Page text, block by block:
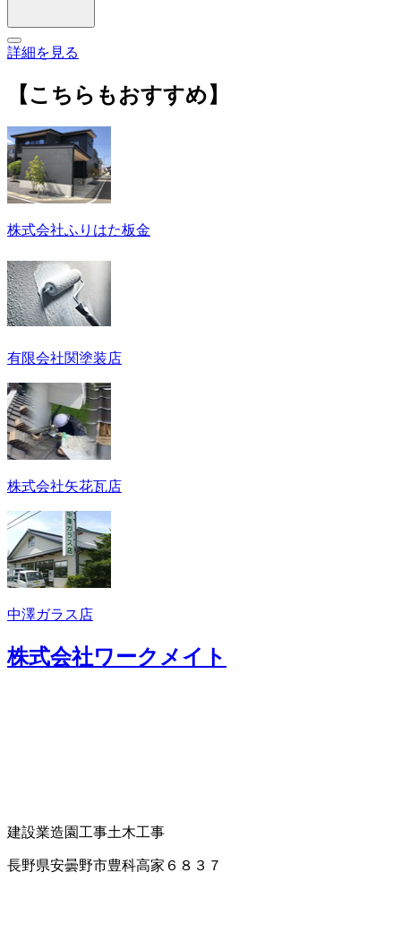
詳細を見る
【こちらもおすすめ】
株式会社ふりはた板金
有限会社関塗装店
株式会社矢花瓦店
中澤ガラス店
株式会社ワークメイト
建設業造園工事土木工事
長野県安曇野市豊科高家６８３７